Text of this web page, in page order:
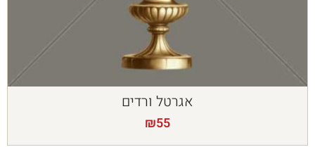
אגרטל ורדים
₪55